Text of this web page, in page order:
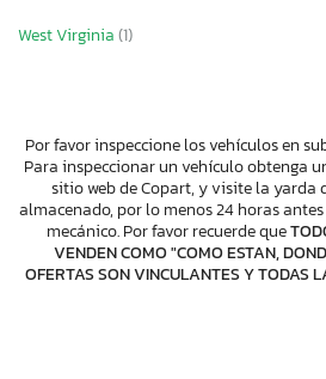
West Virginia(1)
Por favor inspeccione los vehículos en
Para inspeccionar un vehículo obtenga
sitio web de Copart, y visite la yarda
almacenado, por lo menos 24 horas
mecánico. Por favor recuerde que
VENDEN COMO "COMO ESTAN,
OFERTAS SON VINCULANTES Y TODAS